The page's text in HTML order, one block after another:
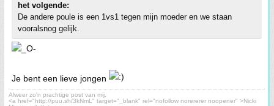
het volgende:
De andere poule is een 1vs1 tegen mijn moeder en we staan
vooralsnog gelijk.
Je bent een lieve jongen
Alweer zo'n prachtige post van mij.
<a href="http://puu.sh/3kNmL" target="_blank" rel="nofollow norererer noopener" >Nicki